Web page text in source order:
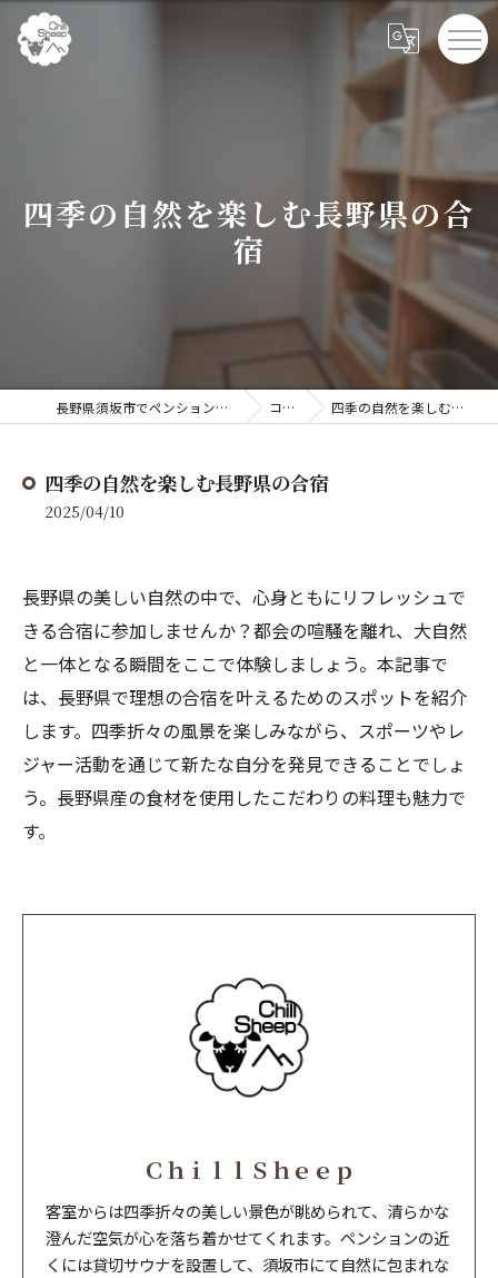
四季の自然を楽しむ長野県の合
宿
長野県須坂市でペンションならChillSheep コラム 四季の自然を楽しむ長野県の合宿
四季の自然を楽しむ長野県の合宿
2025/04/10
長野県の美しい自然の中で、心身ともにリフレッシュで
きる合宿に参加しませんか？都会の喧騒を離れ、大自然
と一体となる瞬間をここで体験しましょう。本記事で
は、長野県で理想の合宿を叶えるためのスポットを紹介
します。四季折々の風景を楽しみながら、スポーツやレ
ジャー活動を通じて新たな自分を発見できることでしょ
う。長野県産の食材を使用したこだわりの料理も魅力で
す。
ＣｈｉｌｌＳｈｅｅｐ
客室からは四季折々の美しい景色が眺められて、清らかな
澄んだ空気が心を落ち着かせてくれます。ペンションの近
くには貸切サウナを設置して、須坂市にて自然に包まれな